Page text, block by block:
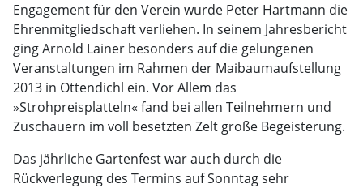
Engagement für den Verein wurde Peter Hartmann die
Ehrenmitgliedschaft verliehen. In seinem Jahresbericht
ging Arnold Lainer besonders auf die gelungenen
Veranstaltungen im Rahmen der Maibaumaufstellung
2013 in Ottendichl ein. Vor Allem das
»Strohpreisplatteln« fand bei allen Teilnehmern und
Zuschauern im voll besetzten Zelt große Begeisterung.
Das jährliche Gartenfest war auch durch die
Rückverlegung des Termins auf Sonntag sehr